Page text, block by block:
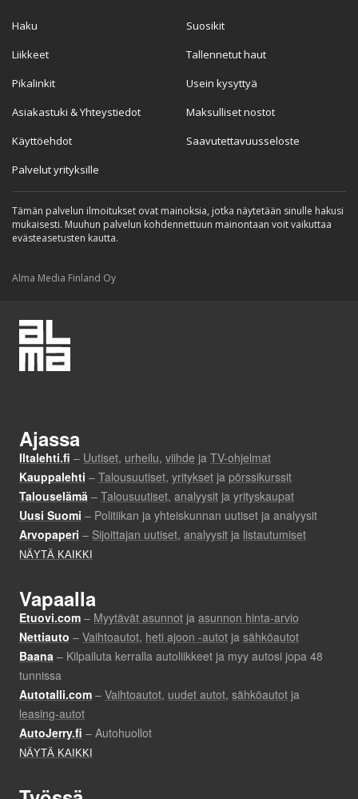
Haku
Liikkeet
Pikalinkit
Asiakastuki & Yhteystiedot
Käyttöehdot
Palvelut yrityksille
Suosikit
Tallennetut haut
Usein kysyttyä
Maksulliset nostot
Saavutettavuusseloste
Tämän palvelun ilmoitukset ovat mainoksia, jotka näytetään sinulle hakusi
mukaisesti. Muuhun palvelun kohdennettuun mainontaan voit vaikuttaa
evästeasetusten kautta.
Alma Media Finland Oy